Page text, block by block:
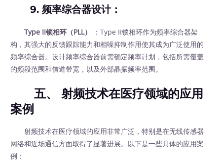
9.频率综合器设计：
Type II锁相环（PLL）
：Type II锁相环作为频率综合器架
构，其强大的反馈跟踪能力和相噪抑制作用使其成为广泛使用的
频率综合器。设计频率综合器前需确定频率计划，包括所需覆盖
的频段范围和信道带宽，以及外部晶振频率范围。
五、 射频技术在医疗领域的应用
案例
射频技术在医疗领域的应用非常广泛，特别是在无线传感器
网络和近场通信方面取得了显著进展。以下是一些具体的应用案
例：